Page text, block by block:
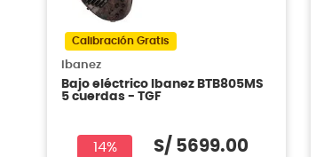
Calibración Gratis
Ibanez
Bajo eléctrico Ibanez BTB805MS
5 cuerdas - TGF
14% S/ 5699.00